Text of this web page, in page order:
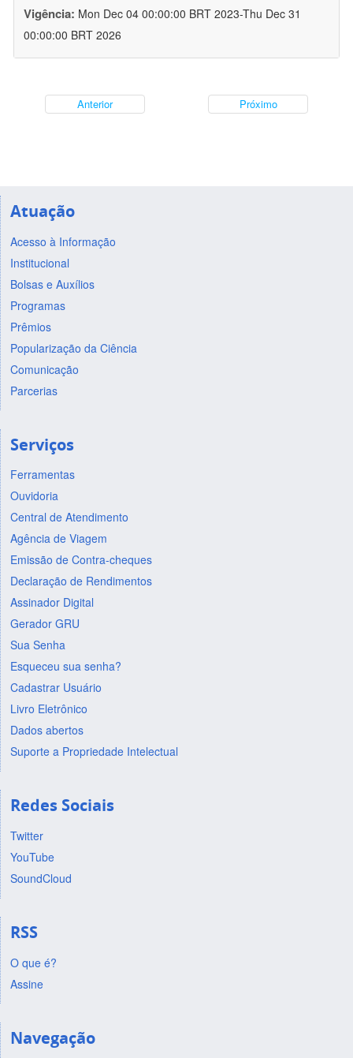
Vigência: Mon Dec 04 00:00:00 BRT 2023-Thu Dec 31
00:00:00 BRT 2026
Anterior Próximo
Atuação
Acesso à Informação
Institucional
Bolsas e Auxílios
Programas
Prêmios
Popularização da Ciência
Comunicação
Parcerias
Serviços
Ferramentas
Ouvidoria
Central de Atendimento
Agência de Viagem
Emissão de Contra-cheques
Declaração de Rendimentos
Assinador Digital
Gerador GRU
Sua Senha
Esqueceu sua senha?
Cadastrar Usuário
Livro Eletrônico
Dados abertos
Suporte a Propriedade Intelectual
Redes Sociais
Twitter
YouTube
SoundCloud
RSS
O que é?
Assine
Navegação